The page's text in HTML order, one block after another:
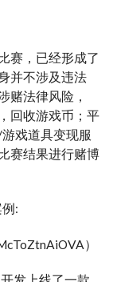
赛，已经形成了
并不涉及违法
赌法律风险，
回收游戏币；平
戏道具变现服
赛结果进行赌博
:
）